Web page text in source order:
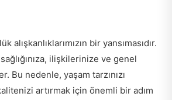
alışkanlıklarımızın bir yansımasıdır.
sağlığınıza, ilişkilerinize ve genel
Bu nedenle, yaşam tarzınızı
artırmak için önemli bir adım